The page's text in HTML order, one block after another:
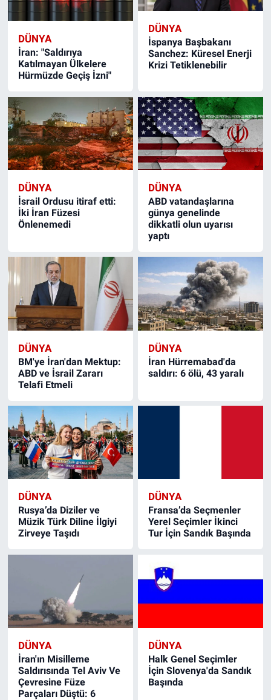
DÜNYA
İran: "Saldırıya
Katılmayan Ülkelere
Hürmüzde Geçiş İzni"
DÜNYA
İspanya Başbakanı
Sanchez: Küresel Enerji
Krizi Tetiklenebilir
DÜNYA
İsrail Ordusu itiraf etti:
İki İran Füzesi
Önlenemedi
DÜNYA
ABD vatandaşlarına
günya genelinde
dikkatli olun uyarısı
yaptı
DÜNYA
BM'ye İran'dan Mektup:
ABD ve İsrail Zararı
Telafi Etmeli
DÜNYA
İran Hürremabad'da
saldırı: 6 ölü, 43 yaralı
DÜNYA
Rusya’da Diziler ve
Müzik Türk Diline İlgiyi
Zirveye Taşıdı
DÜNYA
Fransa’da Seçmenler
Yerel Seçimler İkinci
Tur İçin Sandık Başında
DÜNYA
İran'ın Misilleme
Saldırısında Tel Aviv Ve
Çevresine Füze
Parçaları Düştü: 6
DÜNYA
Halk Genel Seçimler
İçin Slovenya'da Sandık
Başında